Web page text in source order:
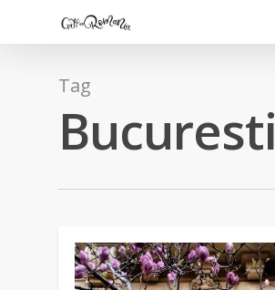
Tag
Bucuresti
0